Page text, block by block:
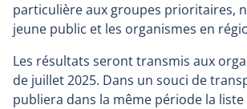
particulière aux groupes prioritaires,
jeune public et les organismes en
Les résultats seront transmis aux
de juillet 2025. Dans un souci de
publiera dans la même période la